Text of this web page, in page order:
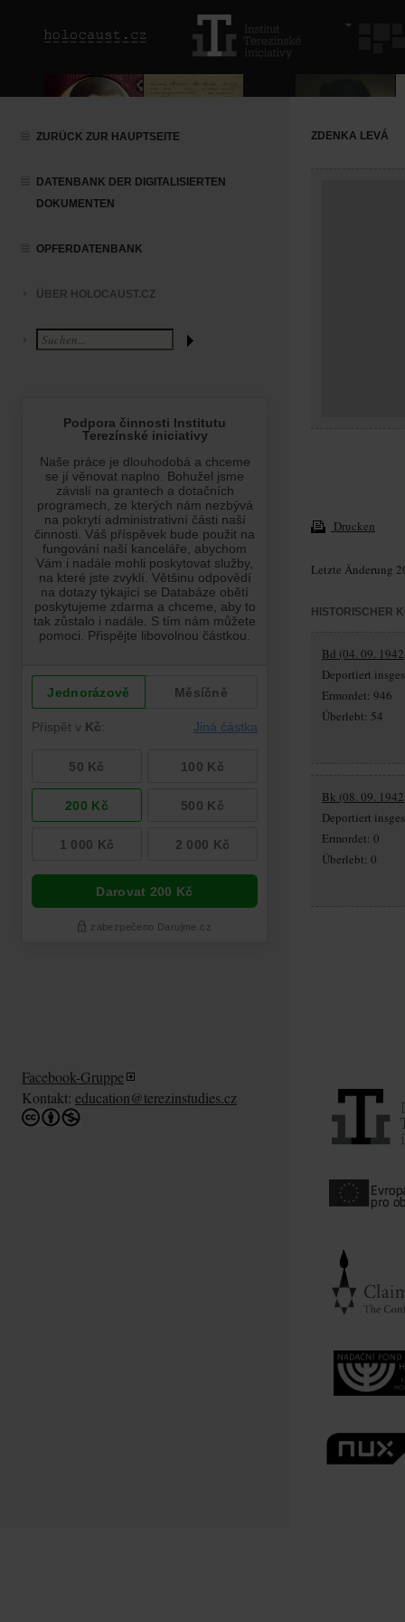
ZURÜCK ZUR HAUPTSEITE
DATENBANK DER DIGITALISIERTEN
DOKUMENTEN
OPFERDATENBANK
ÜBER HOLOCAUST.CZ
ZDENKA LEVÁ
Drucken
Letzte Änderung
HISTORISCHER
Bd (04. 09.
Deportiert
Ermordet: 946
Überlebt: 54
Bk (08. 09.
Deportiert
Ermordet: 0
Überlebt: 0
Facebook-Gruppe
Kontakt: education@terezinstudies.cz